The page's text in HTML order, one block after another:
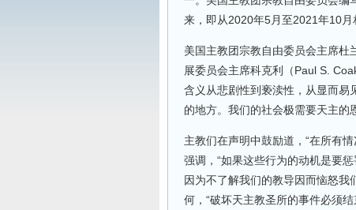
来，即从2020年5月至2021年10月
美国主教团宗教自由委员会主席
展委员会主席科克利（Paul S.
含义从悲剧性到亵渎性，从显而易
的地方。我们的社会极需要天主的恩
主教们在声明中鼓励道，“在所有
强调，“如果这些行为的动机是要
因为不了解我们的教导因而恼怒我
何，“破坏天主教圣所的事件必须结